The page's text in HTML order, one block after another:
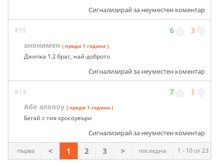
Сигнализирай за неуместен коментар
#15 6 3
анонимен ( преди 1 година )
Джипка 1.2 брат, най-доброто
Сигнализирай за неуместен коментар
#14 7 1
Абе алоооу ( преди 1 година )
Бегай с тия кросоувъри
Сигнализирай за неуместен коментар
1 - 10 от 23
първа < 1 2 3 > последна